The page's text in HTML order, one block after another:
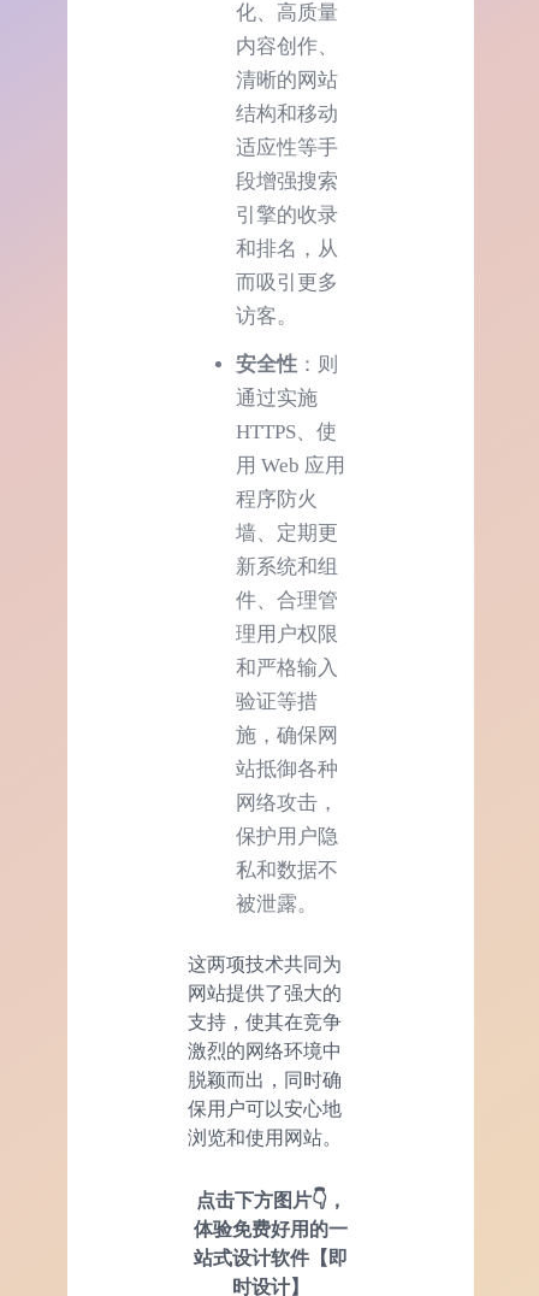
化、高质量
内容创作、
清晰的网站
结构和移动
适应性等手
段增强搜索
引擎的收录
和排名，从
而吸引更多
访客。
安全性 ：则
通过实施
HTTPS、使
用 Web 应用
程序防火
墙、定期更
新系统和组
件、合理管
理用户权限
和严格输入
验证等措
施，确保网
站抵御各种
网络攻击，
保护用户隐
私和数据不
被泄露。
这两项技术共同为
网站提供了强大的
支持，使其在竞争
激烈的网络环境中
脱颖而出，同时确
保用户可以安心地
浏览和使用网站。
点击下方图片👇，
体验免费好用的一
站式设计软件【即
时设计】